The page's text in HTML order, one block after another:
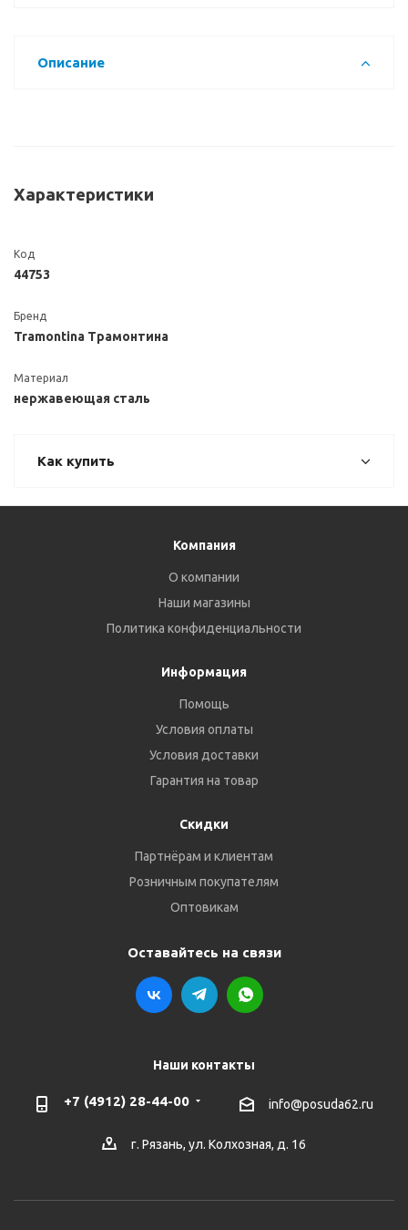
Описание
Характеристики
Код
44753
Бренд
Tramontina Трамонтина
Материал
нержавеющая сталь
Как купить
Компания
О компании
Наши магазины
Политика конфиденциальности
Информация
Помощь
Условия оплаты
Условия доставки
Гарантия на товар
Скидки
Партнёрам и клиентам
Розничным покупателям
Оптовикам
Оставайтесь на связи
Наши контакты
+7 (4912) 28-44-00 info@posuda62.ru
г. Рязань, ул. Колхозная, д. 16